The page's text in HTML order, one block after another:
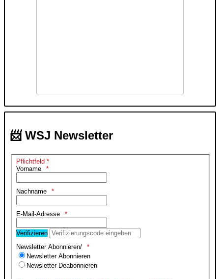
📨 WSJ Newsletter
Pflichtfeld *
Vorname
Nachname
E-Mail-Adresse
Verifizieren
Newsletter Abonnieren/
Newsletter Abonnieren
Newsletter Deabonnieren